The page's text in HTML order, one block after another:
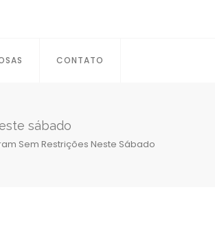
CONTATO
sábado
Sem Restrições Neste Sábado